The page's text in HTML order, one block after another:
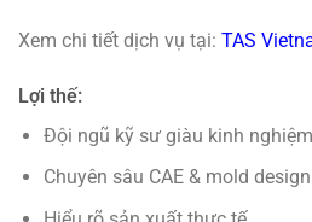
Xem chi tiết dịch vụ tại: TAS
Lợi thế:
Đội ngũ kỹ sư giàu kinh nghiệm
Chuyên sâu CAE & mold design